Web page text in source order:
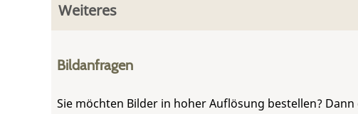
Weiteres
Bildanfragen
Sie möchten Bilder in hoher Auflösung bestellen?